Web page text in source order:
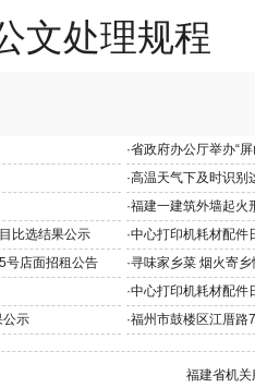
文处理规程
·省政府办公厅举办“
教育专题党课
·高温天气下及时识别
·福建一建筑外墙起火
比选结果公示 ·中心打印机耗材配件
号店面招租公告 ·寻味家乡菜 烟火寄乡
·中心打印机耗材配件
公示 ·福州市鼓楼区江厝路
福建省机